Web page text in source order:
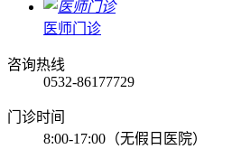
医师门诊
咨询热线
0532-86177729
门诊时间
8:00-17:00（无假日医院）